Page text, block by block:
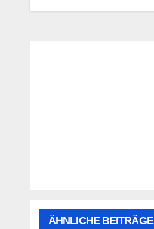
ÄHNLICHE BEITRÄGE